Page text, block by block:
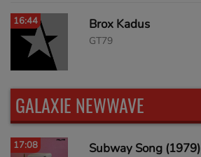
16:44 Brox Kadus
GT79
GALAXIE NEWWAVE
17:08 Subway Song (1979)